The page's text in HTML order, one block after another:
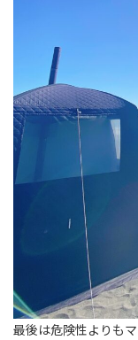
最後は危険性よりも